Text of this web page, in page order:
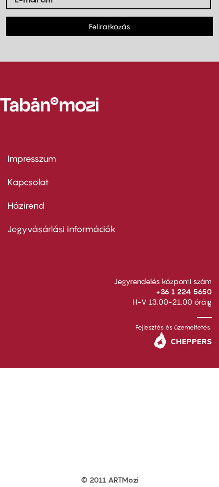
Feliratkozás
Footer
first
Impresszum
Kapcsolat
Footer
second
Házirend
Jegyvásárlási információk
Jegyrendelés központi szám
+36 1 224 5650
H-V 13.00-21.00 óráig
Fejlesztés és üzemeltetés:
© 2011 ARTMozi